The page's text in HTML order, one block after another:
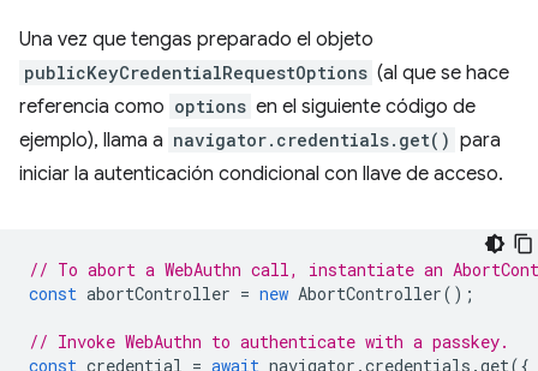
Una vez que tengas preparado el objeto
publicKeyCredentialRequestOptions (al que se hace
referencia como options en el siguiente código de
ejemplo), llama a navigator.credentials.get() para
iniciar la autenticación condicional con llave de acceso.
// To abort a WebAuthn call, instantiate an
const abortController = new AbortController();
// Invoke WebAuthn to authenticate with a passkey.
const credential = await navigator .credentials .get({